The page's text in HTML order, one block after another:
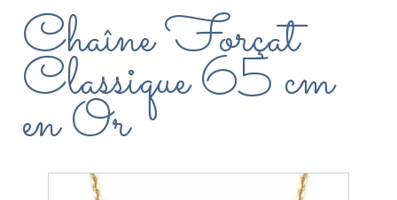
Chaîne Forçat
Classique 65 cm
en Or